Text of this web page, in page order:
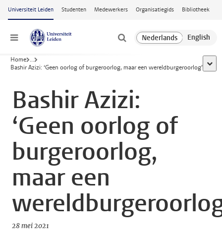
Ga naar hoofdinhoud
Universiteit Leiden Studenten Medewerkers Organisatiegids Bibliotheek
Menu
Home ...
Bashir Azizi: ‘Geen oorlog of burgeroorlog, maar een wereldburgeroorlog’ toon
Bashir Azizi:
‘Geen oorlog of
burgeroorlog,
maar een
28 mei 2021